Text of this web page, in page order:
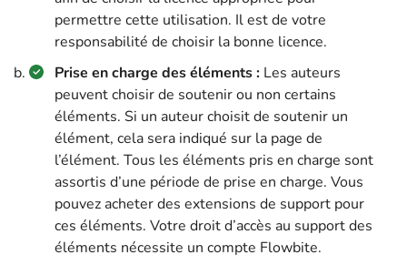
permettre cette utilisation. Il est de votre
responsabilité de choisir la bonne licence.
Prise en charge des éléments : Les auteurs
peuvent choisir de soutenir ou non certains
éléments. Si un auteur choisit de soutenir un
élément, cela sera indiqué sur la page de
l’élément. Tous les éléments pris en charge sont
assortis d’une période de prise en charge. Vous
pouvez acheter des extensions de support pour
ces éléments. Votre droit d’accès au support des
éléments nécessite un compte Flowbite.